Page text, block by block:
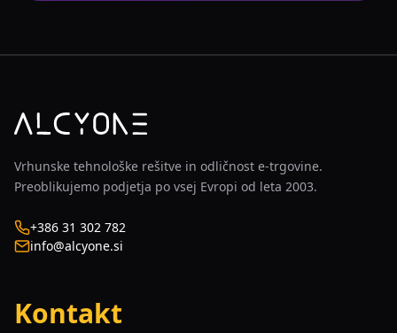
Vrhunske tehnološke rešitve in odličnost e-trgovine.
Preoblikujemo podjetja po vsej Evropi od leta 2003.
+386 31 302 782
info@alcyone.si
Kontakt